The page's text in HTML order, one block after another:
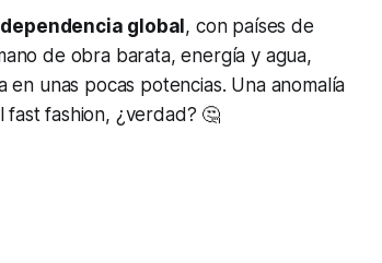
global, con países de
de obra barata, energía y agua,
unas pocas potencias. Una anomalía
fast fashion, ¿verdad? 🤔